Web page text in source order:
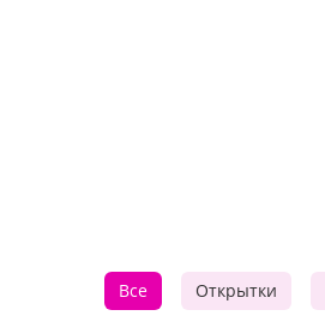
Все Открытки